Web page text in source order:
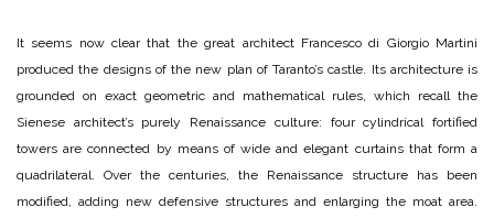
It seems now clear that the great architect Francesco di Giorgio Martini
produced the designs of the new plan of Taranto’s castle. Its architecture is
grounded on exact geometric and mathematical rules, which recall the
Sienese architect’s purely Renaissance culture: four cylindrical fortified
towers are connected by means of wide and elegant curtains that form a
quadrilateral. Over the centuries, the Renaissance structure has been
modified, adding new defensive structures and enlarging the moat area.